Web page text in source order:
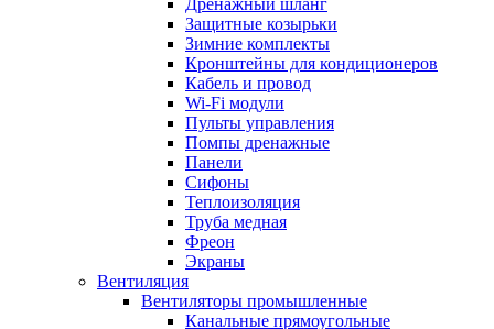
Дренажный шланг
Защитные козырьки
Зимние комплекты
Кронштейны для кондиционеров
Кабель и провод
Wi-Fi модули
Пульты управления
Помпы дренажные
Панели
Сифоны
Теплоизоляция
Труба медная
Фреон
Экраны
Вентиляция
Вентиляторы промышленные
Канальные прямоугольные